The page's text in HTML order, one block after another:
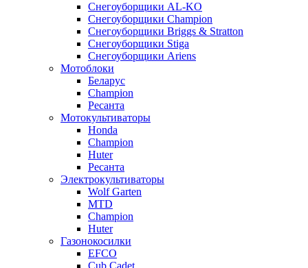
Снегоуборщики AL-KO
Снегоуборщики Champion
Снегоуборщики Briggs & Stratton
Снегоуборщики Stiga
Снегоуборщики Ariens
Мотоблоки
Беларус
Champion
Ресанта
Мотокультиваторы
Honda
Champion
Huter
Ресанта
Электрокультиваторы
Wolf Garten
MTD
Champion
Huter
Газонокосилки
EFCO
Cub Cadet